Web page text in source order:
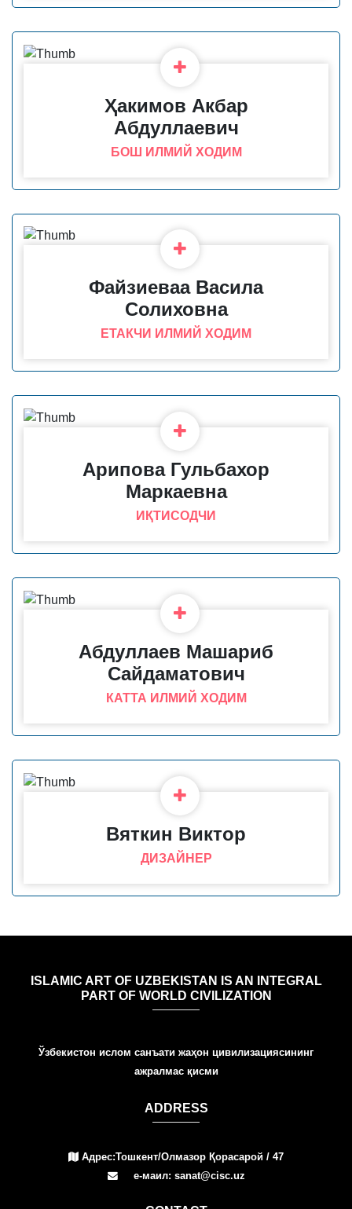
Ҳакимов Акбар
Абдуллаевич
БОШ ИЛМИЙ ХОДИМ
Файзиеваа Васила
Солиховна
ЕТАКЧИ ИЛМИЙ ХОДИМ
Арипова Гульбахор
Маркаевна
ИҚТИСОДЧИ
Абдуллаев Машариб
Сайдаматович
КАТТА ИЛМИЙ ХОДИМ
Вяткин Виктор
ДИЗАЙНЕР
ISLAMIC ART OF UZBEKISTAN IS AN INTEGRAL
PART OF WORLD CIVILIZATION
Ўзбекистон ислом санъати жаҳон цивилизациясининг
ажралмас қисми
ADDRESS
Адрес:Тошкент/Олмазор Қорасарой / 47
е-маил: sanat@cisc.uz